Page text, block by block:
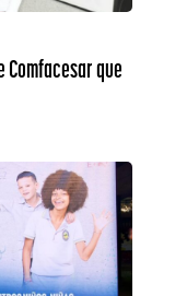
Comfacesar que